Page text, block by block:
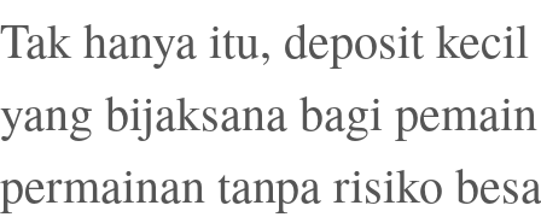
Tak hanya itu, deposit
yang bijaksana bagi
permainan tanpa risiko